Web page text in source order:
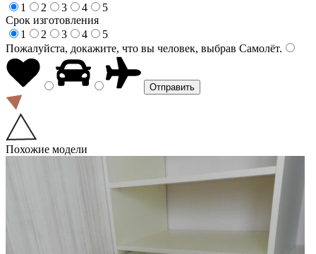
1
2 3 4
5
Срок изготовления
1
2 3 4
5
Пожалуйста, докажите, что вы человек, выбрав Самолёт.
Похожие модели